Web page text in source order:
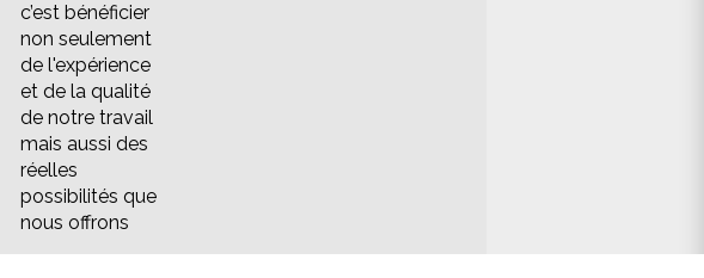
c’est bénéficier
non seulement
de l'expérience
et de la qualité
de notre travail
mais aussi des
réelles
possibilités que
nous offrons